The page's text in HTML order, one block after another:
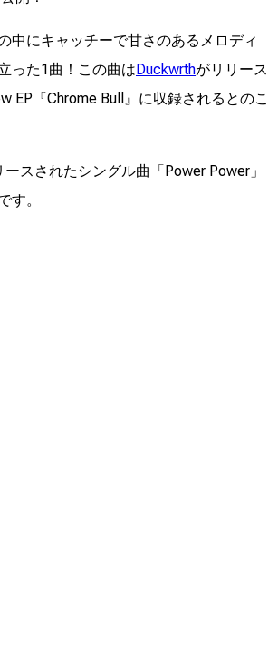
中にキャッチーで甘さのあるメロディ
った1曲！この曲はDuckwrthがリリース
EP『Chrome Bull』に収録されるとのこ
スされたシングル曲「Power Power」
す。